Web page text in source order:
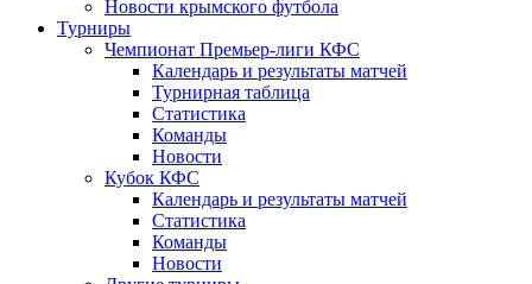
Новости крымского футбола
Турниры
Чемпионат Премьер-лиги КФС
Календарь и результаты матчей
Турнирная таблица
Статистика
Команды
Новости
Кубок КФС
Календарь и результаты матчей
Статистика
Команды
Новости